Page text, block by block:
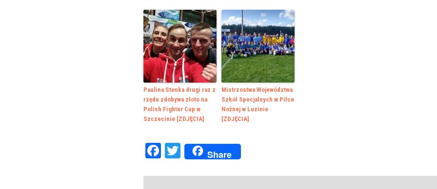
Paulina Stenka drugi raz z
rzędu zdobywa złoto na
Polish Fighter Cup w
Szczecinie [ZDJĘCIA]
Mistrzostwa Województwa
Szkół Specjalnych w Piłce
Nożnej w Luzinie
[ZDJĘCIA]
Facebook
Twitter
Share